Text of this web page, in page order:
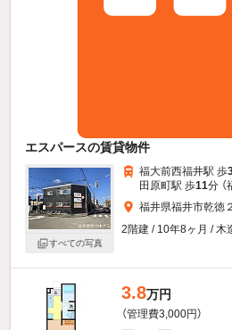
エスパースの賃貸物件
すべての写真
福大前西福井駅 歩
田原町駅 歩11分 （
福井県福井市乾徳
2階建 / 10年8ヶ月 / 木
3.8万円
（管理費3,000円）